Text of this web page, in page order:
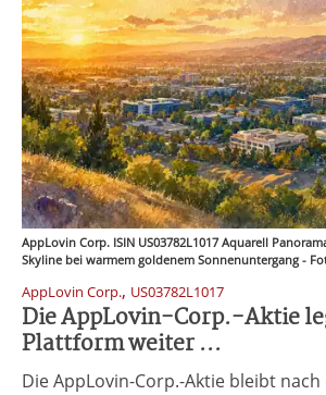
AppLovin Corp. ISIN US03782L1017 Aquarell
Skyline bei warmem goldenem Sonnenuntergang -
AppLovin Corp., US03782L1017
Die AppLovin-Corp.-Aktie
Plattform weiter ...
Die AppLovin-Corp.-Aktie bleibt